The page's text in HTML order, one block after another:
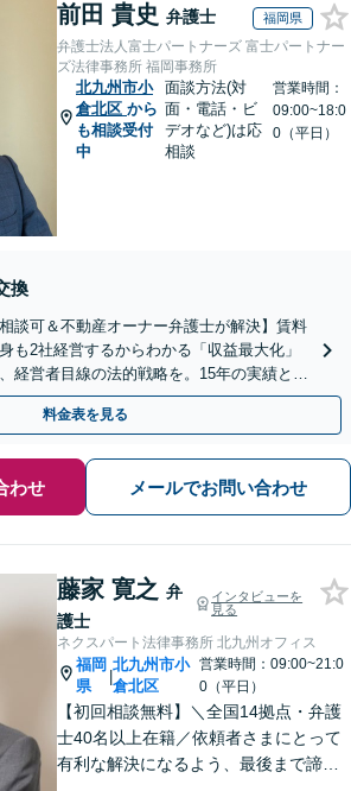
前田 貴史 弁護士 福岡県
弁護士法人富士パートナーズ 富士パートナー
ズ法律事務所 福岡事務所
北九州市小
倉北区 から
も相談受付
中
面談方法(対
面・電話・ビ
デオなど)は応
相談
営業時間：
09:00~18:0
0（平日）
換
談可＆不動産オーナー弁護士が解決】賃料
も2社経営するからわかる「収益最大化」
経営者目線の法的戦略を。15年の実績と専
ります【顧問先企業60社超】
料金表を見る
わせ メールでお問い合わせ
藤家 寛之 弁
護士
インタビューを
見る
ネクスパート法律事務所 北九州オフィス
福岡
県
|
北九州市小
倉北区
営業時間：09:00~21:0
0（平日）
【初回相談無料】＼全国14拠点・弁護
士40名以上在籍／依頼者さまにとって
有利な解決になるよう、最後まで諦め